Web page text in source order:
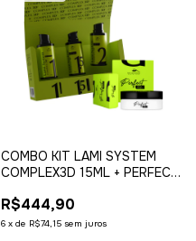
COMBO KIT LAMI SYSTEM
COMPLEX3D 15ML + PERFECT
R$444,90
6 x de R$74,15 sem juros